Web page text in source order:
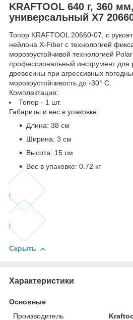
KRAFTOOL 640 г, 360
универсальный X7
Топор KRAFTOOL 20660-07, с
нейлона X-Fiber с технологией
морозоустойчивой технологией
профессиональный инструмент для
древесины при агрессивных
морозоустойчивость до -30° С.
Комплектация:
Топор - 1 шт.
Габариты и вес в упаковке:
Длина: 38 см
Ширина: 3 см
Высота: 15 см
Вес в упаковке: 0.72 кг
Скрыть
Характеристики
Основные
Производитель